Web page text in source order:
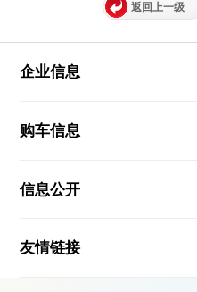
返回上一级
企业信息
购车信息
信息公开
友情链接